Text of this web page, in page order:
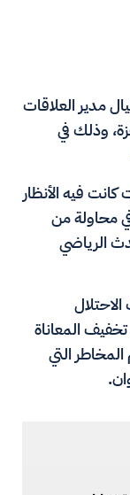
مدير العلاقات
وذلك في
فيه الأنظار
محاولة من
الرياضي
المعاناة
التي